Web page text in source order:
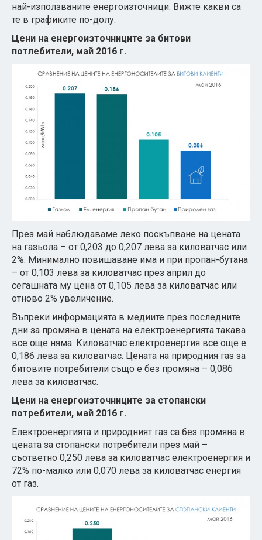
най-използваните енергоизточници. Вижте какви са
те в графиките по-долу.
Цени на енергоизточниците за битови
потлебители, май 2016 г.
През май наблюдаваме леко поскъпване на цената
на газьола – от 0,203 до 0,207 лева за киловатчас или
2%. Минимално повишаване има и при пропан-бутана
– от 0,103 лева за киловатчас през април до
сегашната му цена от 0,105 лева за киловатчас или
отново 2% увеличение.
Въпреки информацията в медиите през последните
дни за промяна в цената на електроенергията такава
все още няма. Киловатчас електроенергия все още е
0,186 лева за киловатчас. Цената на природния газ за
битовите потребители също е без промяна – 0,086
лева за киловатчас.
Цени на енергоизточниците за стопански
потребители, май 2016 г.
Електроенергията и природният газ са без промяна в
цената за стопански потребители през май –
съответно 0,250 лева за киловатчас електроенергия и
72% по-малко или 0,070 лева за киловатчас енергия
от газ.